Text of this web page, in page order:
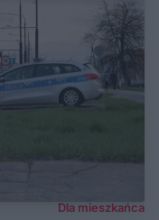
Dla mieszkańca